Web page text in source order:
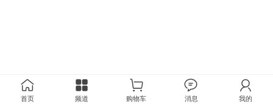
首页 频道 购物车 消息 我的